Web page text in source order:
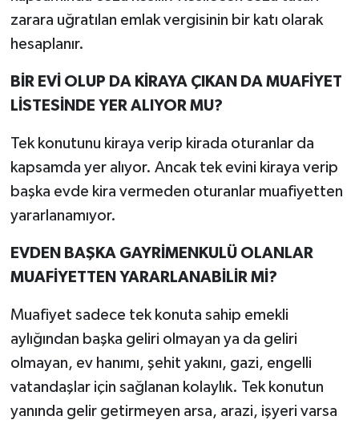
zarara uğratılan emlak vergisinin bir katı olarak
hesaplanır.
BİR EVİ OLUP DA KİRAYA ÇIKAN DA MUAFİYET
LİSTESİNDE YER ALIYOR MU?
Tek konutunu kiraya verip kirada oturanlar da
kapsamda yer alıyor. Ancak tek evini kiraya verip
başka evde kira vermeden oturanlar muafiyetten
yararlanamıyor.
EVDEN BAŞKA GAYRİMENKULÜ OLANLAR
MUAFİYETTEN YARARLANABİLİR Mİ?
Muafiyet sadece tek konuta sahip emekli
aylığından başka geliri olmayan ya da geliri
olmayan, ev hanımı, şehit yakını, gazi, engelli
vatandaşlar için sağlanan kolaylık. Tek konutun
yanında gelir getirmeyen arsa, arazi, işyeri varsa